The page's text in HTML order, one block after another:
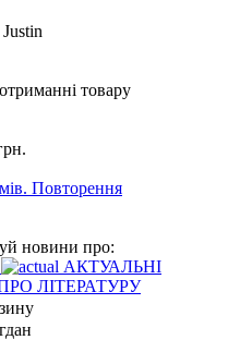
товару
Повторення
новини про:
АКТУАЛЬНІ
ЛІТЕРАТУРУ